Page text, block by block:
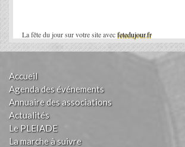
La fête du jour sur votre site avecfetedujour.fr
Accueil
Agenda des événements
Annuaire des associations
Actualités
Le PLEIADE
La marche à suivre